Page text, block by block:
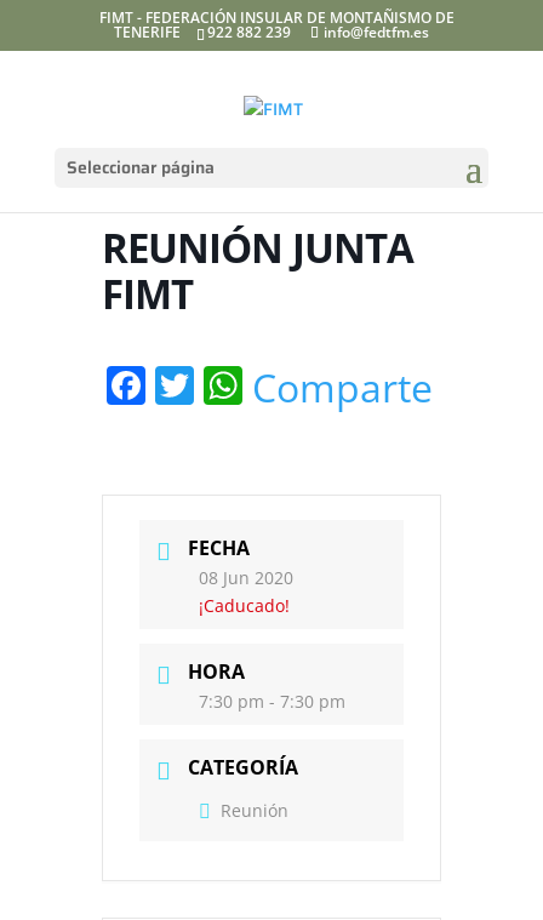
FIMT - FEDERACIÓN INSULAR DE MONTAÑISMO DE
TENERIFE 922 882 239 info@fedtfm.es
Seleccionar página
REUNIÓN JUNTA
FIMT
Facebook
Twitter
WhatsApp
Comparte
FECHA
08 Jun 2020
¡Caducado!
HORA
7:30 pm - 7:30 pm
CATEGORÍA
Reunión